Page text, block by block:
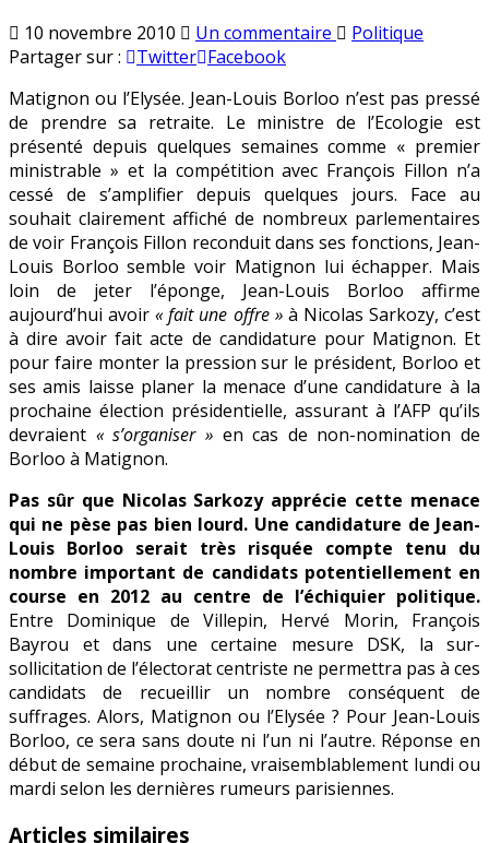
10 novembre 2010 Un commentaire sur
Matignon
à
l’Elysée
?
Publié
Politique
Partager sur :
Twitter Facebook
Matignon ou l’Elysée. Jean-Louis Borloo n’est pas pressé
de prendre sa retraite. Le ministre de l’Ecologie est
présenté depuis quelques semaines comme « premier
ministrable » et la compétition avec François Fillon n’a
cessé de s’amplifier depuis quelques jours. Face au
souhait clairement affiché de nombreux parlementaires
de voir François Fillon reconduit dans ses fonctions, Jean-
Louis Borloo semble voir Matignon lui échapper. Mais
loin de jeter l’éponge, Jean-Louis Borloo affirme
aujourd’hui avoir« fait une offre »à Nicolas Sarkozy, c’est
à dire avoir fait acte de candidature pour Matignon. Et
pour faire monter la pression sur le président, Borloo et
ses amis laisse planer la menace d’une candidature à la
prochaine élection présidentielle, assurant à l’AFP qu’ils
devraient « s’organiser »en cas de non-nomination de
Borloo à Matignon.
Pas sûr que Nicolas Sarkozy apprécie cette menace
qui ne pèse pas bien lourd. Une candidature de Jean-
Louis Borloo serait très risquée compte tenu du
nombre important de candidats potentiellement en
course en 2012 au centre de l’échiquier politique.
Entre Dominique de Villepin, Hervé Morin, François
Bayrou et dans une certaine mesure DSK, la sur-
sollicitation de l’électorat centriste ne permettra pas à ces
candidats de recueillir un nombre conséquent de
suffrages. Alors, Matignon ou l’Elysée ? Pour Jean-Louis
Borloo, ce sera sans doute ni l’un ni l’autre. Réponse en
début de semaine prochaine, vraisemblablement lundi ou
mardi selon les dernières rumeurs parisiennes.
Articles similaires